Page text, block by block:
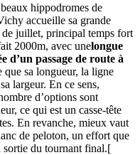
hippodromes de
accueille sa grande
juillet, principal temps fort
2000m, avec unelongue
d’un passage de route à
que sa longueur, la ligne
largeur. En ce sens,
d’options sont
ce qui est un casse-tête
En revanche, mieux vaut
de peloton, un effort que
sortie du tournant final.[